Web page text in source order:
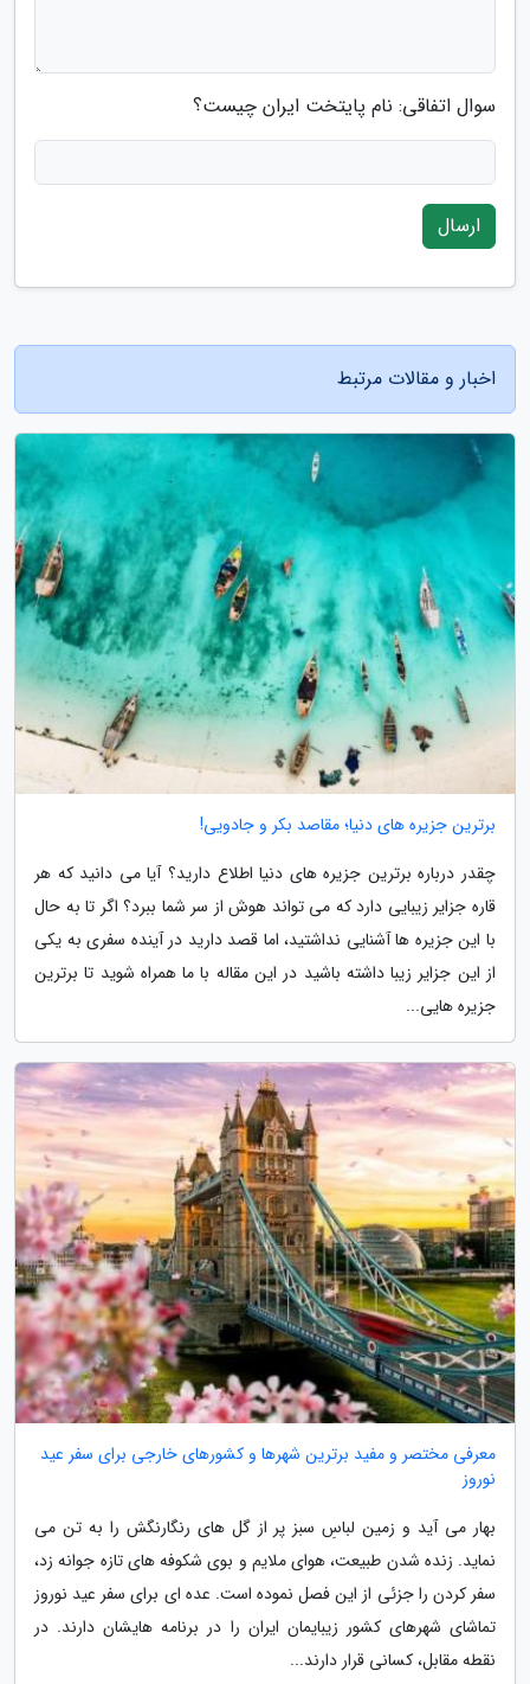
سوال اتفاقی: نام پایتخت ایران چیست؟
ارسال
اخبار و مقالات مرتبط
برترین جزیره های دنیا؛ مقاصد بکر و جادویی!
چقدر درباره برترین جزیره های دنیا اطلاع دارید؟ آیا می دانید که هر
قاره جزایر زیبایی دارد که می تواند هوش از سر شما ببرد؟ اگر تا به حال
با این جزیره ها آشنایی نداشتید، اما قصد دارید در آینده سفری به یکی
از این جزایر زیبا داشته باشید در این مقاله با ما همراه شوید تا برترین
جزیره هایی...
معرفی مختصر و مفید برترین شهرها و کشورهای خارجی برای سفر عید
نوروز
بهار می آید و زمین لباسِ سبز پر از گل های رنگارنگش را به تن می
نماید. زنده شدن طبیعت، هوای ملایم و بوی شکوفه های تازه جوانه زد،
سفر کردن را جزئی از این فصل نموده است. عده ای برای سفر عید نوروز
تماشای شهرهای کشور زیبایمان ایران را در برنامه هایشان دارند. در
نقطه مقابل، کسانی قرار دارند...